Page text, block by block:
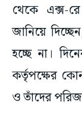
থেকে এক্স-
জানিয়ে
হচ্ছে না।
কর্তৃপক্ষের
ও তাঁদের